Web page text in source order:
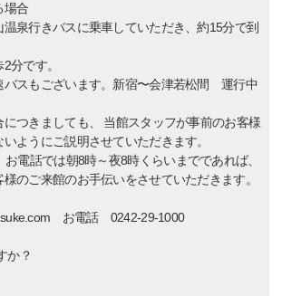
場合
泉行きバスに乗車していただき、約15分で到
分です。
スもございます。新宿〜会津若松間 運行中
につきましても、 当館スタッフが事前のお客様
ようにご説明させていただきます。
お電話では朝8時～夜8時くらいまでであれば、
のご来館のお手伝いをさせていただきます。
お電話 0242-29-1000
か？